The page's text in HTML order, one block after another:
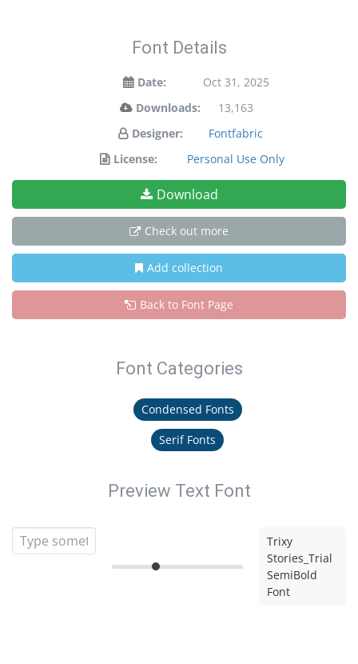
Font Details
Date:
Oct 31, 2025
Downloads:
13,163
Designer:
Fontfabric
License:
Personal Use Only
Download
Check out more
Add collection
Back to Font Page
Font Categories
Condensed Fonts
Serif Fonts
Preview Text Font
Trixy
Stories_Trial
SemiBold
Font